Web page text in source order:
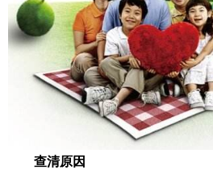
查清原因